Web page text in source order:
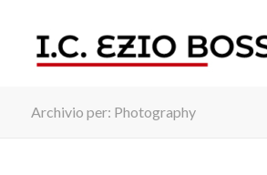
Archivio per: Photography